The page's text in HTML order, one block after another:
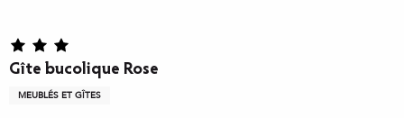
Gîte bucolique Rose
MEUBLÉS ET GÎTES